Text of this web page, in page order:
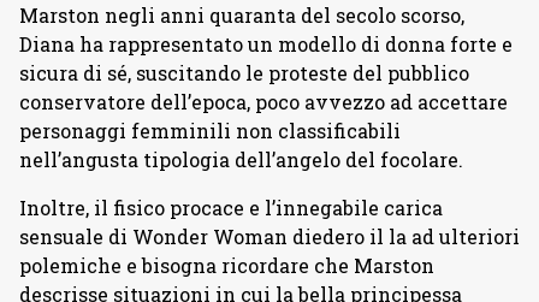
Marston negli anni quaranta del secolo scorso,
Diana ha rappresentato un modello di donna forte e
sicura di sé, suscitando le proteste del pubblico
conservatore dell’epoca, poco avvezzo ad accettare
personaggi femminili non classificabili
nell’angusta tipologia dell’angelo del focolare.
Inoltre, il fisico procace e l’innegabile carica
sensuale di Wonder Woman diedero il la ad ulteriori
polemiche e bisogna ricordare che Marston
descrisse situazioni in cui la bella principessa